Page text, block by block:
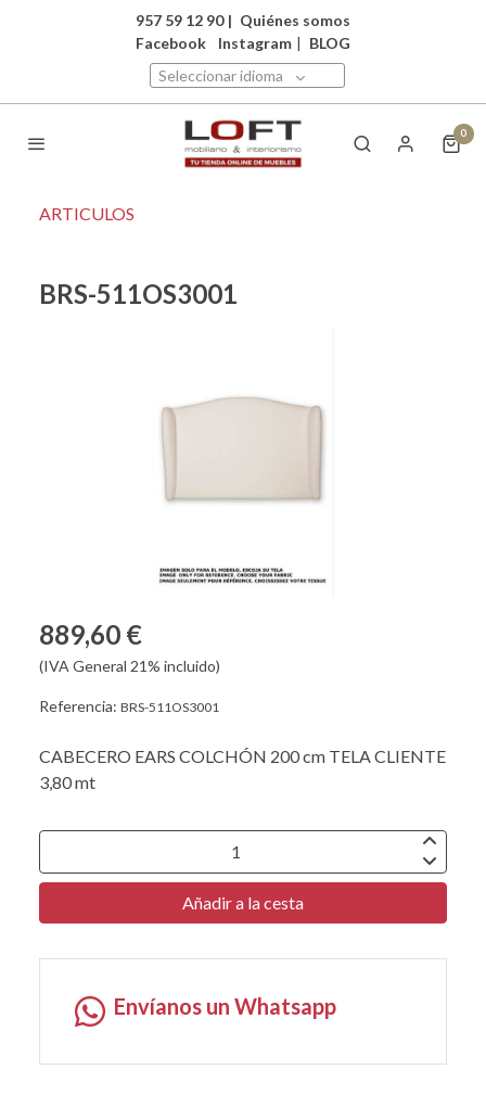
957 59 12 90 | Quiénes somos
Facebook
Instagram | BLOG
Seleccionar idioma
0
ARTICULOS
BRS-511OS3001
889,60 €
(IVA General 21% incluido)
Referencia: BRS-511OS3001
CABECERO EARS COLCHÓN 200 cm TELA CLIENTE
3,80 mt
Añadir a la cesta
Envíanos un Whatsapp